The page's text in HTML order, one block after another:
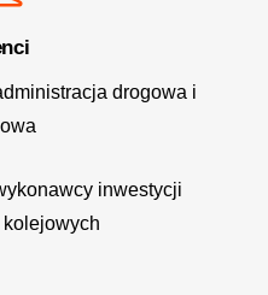
drogowa i
inwestycji